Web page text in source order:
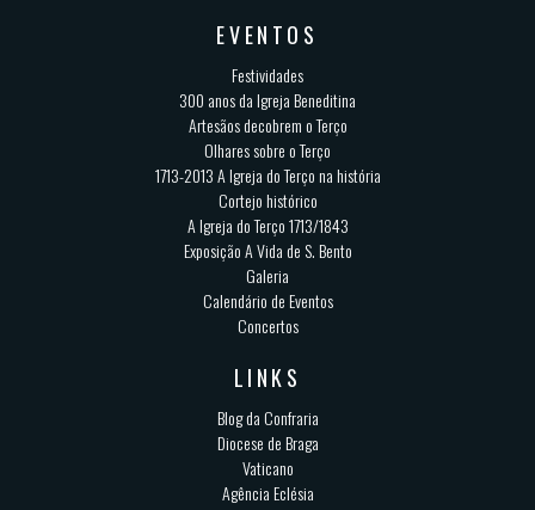
EVENTOS
Festividades
300 anos da Igreja Beneditina
Artesãos decobrem o Terço
Olhares sobre o Terço
1713-2013 A Igreja do Terço na história
Cortejo histórico
A Igreja do Terço 1713/1843
Exposição A Vida de S. Bento
Galeria
Calendário de Eventos
Concertos
LINKS
Blog da Confraria
Diocese de Braga
Vaticano
Agência Eclésia